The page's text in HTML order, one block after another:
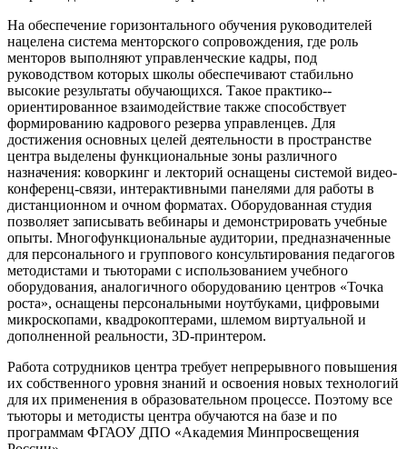
На обеспечение горизонтального обучения руководителей
нацелена система менторского сопровождения, где роль
менторов выполняют управленческие кадры, под
руководством которых школы обеспечивают стабильно
высокие результаты обучающихся. Такое практико-­
ориентированное взаимодействие также способствует
формированию кадрового резерва управленцев. Для
достижения основных целей деятельности в пространстве
центра выделены функциональные зоны различного
назначения: коворкинг и лекторий оснащены системой видео-
конференц-связи, интерактивными панелями для работы в
дистанционном и очном форматах. Оборудованная студия
позволяет записывать вебинары и демонстрировать учебные
опыты. Многофункциональные аудитории, предназначенные
для персонального и группового консультирования педагогов
методистами и тьюторами с использованием учебного
оборудования, аналогичного оборудованию центров «Точка
роста», оснащены персональными ноутбуками, цифровыми
микроскопами, квадрокоптерами, шлемом виртуальной и
дополненной реальности, 3D-принтером.
Работа сотрудников центра требует непрерывного повышения
их собственного уровня знаний и освоения новых технологий
для их применения в образовательном процессе. Поэтому все
тьюторы и методисты центра обучаются на базе и по
программам ФГАОУ ДПО «Академия Минпросвещения